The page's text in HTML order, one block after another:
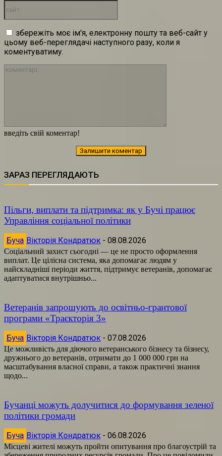
введіть свій коментар!
збережіть моє ім'я, електронну пошту та веб-сайт у
цьому веб-переглядачі наступного разу, коли я
коментуватиму.
ЗАРАЗ ПЕРЕГЛЯДАЮТЬ
Пільги, виплати та підтримка: як у Бучі працює
Управління соціальної політики
Буча Вікторія Кондратюк - 08.08.2026
Соціальний захист сьогодні — це не просто оформлення
виплат. Це цілісна система, яка допомагає людям у
найскладніші періоди життя, підтримує ветеранів, допомагає
адаптуватися внутрішньо...
Ветеранів запрошують до освітньо-грантової
програми «Траєкторія 3»
Буча Вікторія Кондратюк - 07.08.2026
Це можливість для діючого ветеранського бізнесу та бізнесу,
дружнього до ветеранів, отримати до 1 000 000 грн на
масштабування власної справи, а також практичні знання
щодо...
Бучанці можуть долучитися до формування зеленої
політики громади
Буча Вікторія Кондратюк - 06.08.2026
Місцеві жителі можуть пройти опитування про благоустрій та